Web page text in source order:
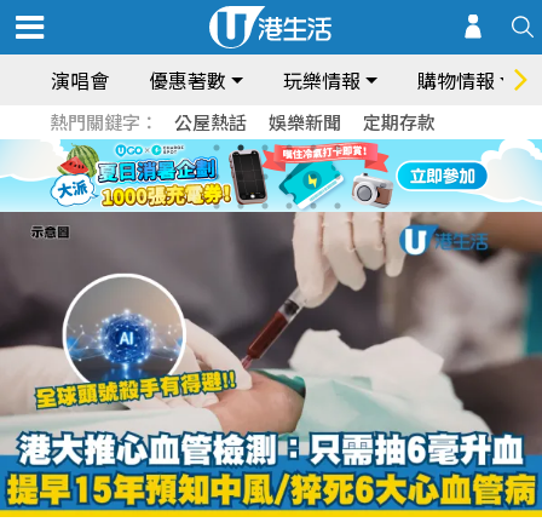
演唱會 優惠著數 玩樂情報 購物情報
熱門關鍵字： 公屋熱話 娛樂新聞 定期存款